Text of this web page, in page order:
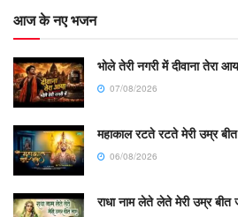
आज के नए भजन
भोले तेरी नगरी में दीवाना तेरा
07/08/2026
महाकाल रटते रटते मेरी उम्र
06/08/2026
राधा नाम लेते लेते मेरी उम्र बीत